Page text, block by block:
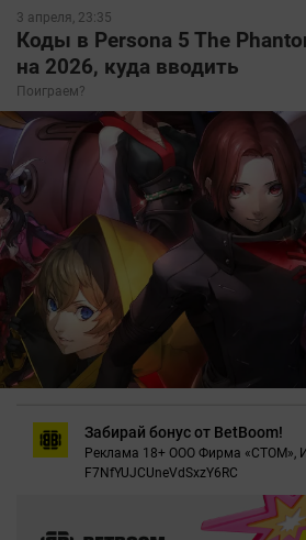
3 апреля, 23:35
Коды в Persona 5 The
на 2026, куда вводить
Поиграем?
Забирай бонус от BetBoom!
Реклама 18+ ООО Фирма «СТОМ»,
F7NfYUJCUneVdSxzY6RC